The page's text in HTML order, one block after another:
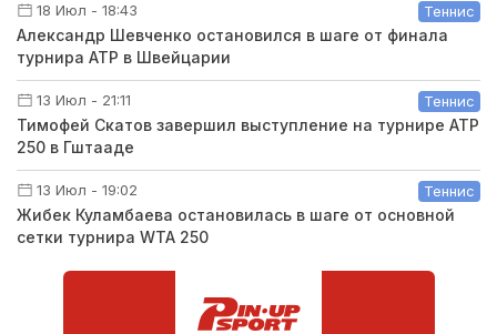
18 Июл - 18:43 Теннис
Александр Шевченко остановился в шаге от финала
турнира ATP в Швейцарии
13 Июл - 21:11 Теннис
Тимофей Скатов завершил выступление на турнире ATP
250 в Гштааде
13 Июл - 19:02 Теннис
Жибек Куламбаева остановилась в шаге от основной
сетки турнира WTA 250